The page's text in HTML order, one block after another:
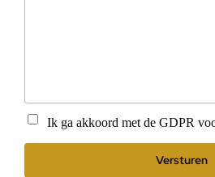
Instemming(Vereist)
Ik ga akkoord met de GDPR